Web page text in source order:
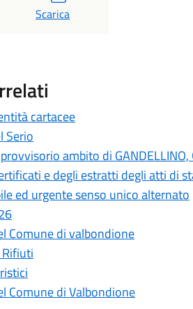
Scarica
cartacee
Serio
ambito di GANDELLINO,
e degli estratti degli atti di
ed urgente senso unico alternato
Comune di valbondione
Comune di Valbondione